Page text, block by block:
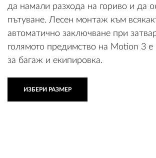
да намали разхода на гориво и да
пътуване. Лесен монтаж към
автоматично заключване при
голямото предимство на Motion 3 е
за багаж и екипировка.
ИЗБЕРИ РАЗМЕР